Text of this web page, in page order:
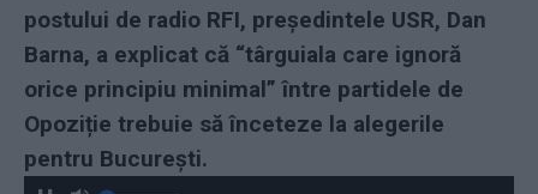
postului de radio RFI, președintele USR, Dan
Barna, a explicat că “târguiala care ignoră
orice principiu minimal” între partidele de
Opoziție trebuie să înceteze la alegerile
pentru București.